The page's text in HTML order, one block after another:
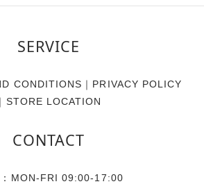
SERVICE
CONDITIONS ｜ PRIVACY POLICY
｜ STORE LOCATION
CONTACT
MON-FRI 09:00-17:00